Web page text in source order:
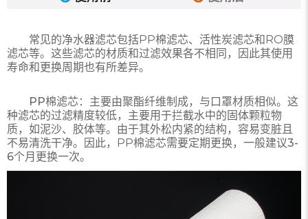
常见的净水器滤芯包括PP棉滤芯、活性炭滤芯和RO膜
滤芯等。这些滤芯的材质和过滤效果各不相同，因此其使用
寿命和更换周期也有所差异。
PP棉滤芯： 主要由聚酯纤维制成，与口罩材质相似。这
种滤芯的过滤精度较低，主要用于拦截水中的固体颗粒物
质，如泥沙、胶体等。由于其外松内紧的结构，容易变脏且
不易清洗干净。因此，PP棉滤芯需要定期更换，一般建议3-
6个月更换一次。